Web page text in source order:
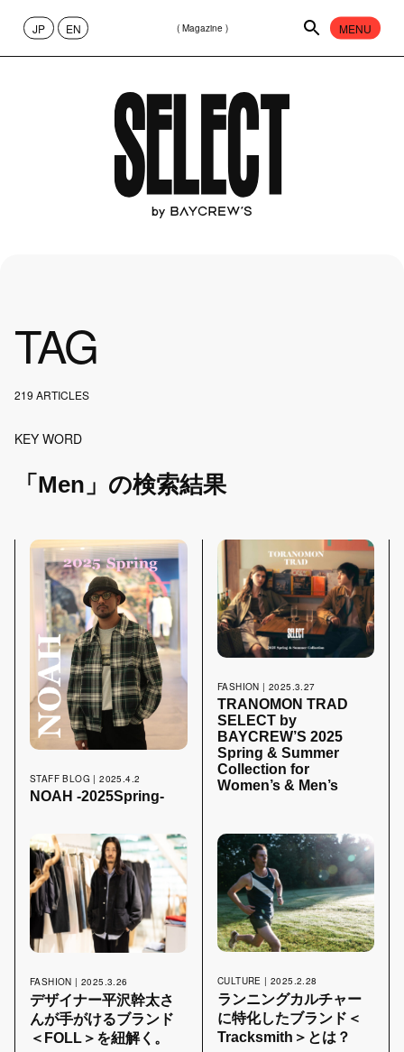
CONTENT
ABOUT
FASHION
PEOPLE
FOOD
SNAP
110 STAFF BLOG
SEARCH
LINKS
BAYCREW’S STORE COMPANY SITE
“人”を繋ぐ新しいセレクトショップ。
JP EN ( Magazine ) MENU
TAG
219 ARTICLES
KEY WORD
「Men」の検索結果
STAFF BLOG | 2025.4.2
NOAH -2025Spring-
FASHION | 2025.3.27
TRANOMON TRAD
SELECT by
BAYCREW’S 2025
Spring & Summer
Collection for
Women’s & Men’s
FASHION | 2025.3.26
デザイナー平沢幹太さ
んが手がけるブランド
＜FOLL＞を紐解く。
CULTURE | 2025.2.28
ランニングカルチャー
に特化したブランド＜
Tracksmith＞とは？